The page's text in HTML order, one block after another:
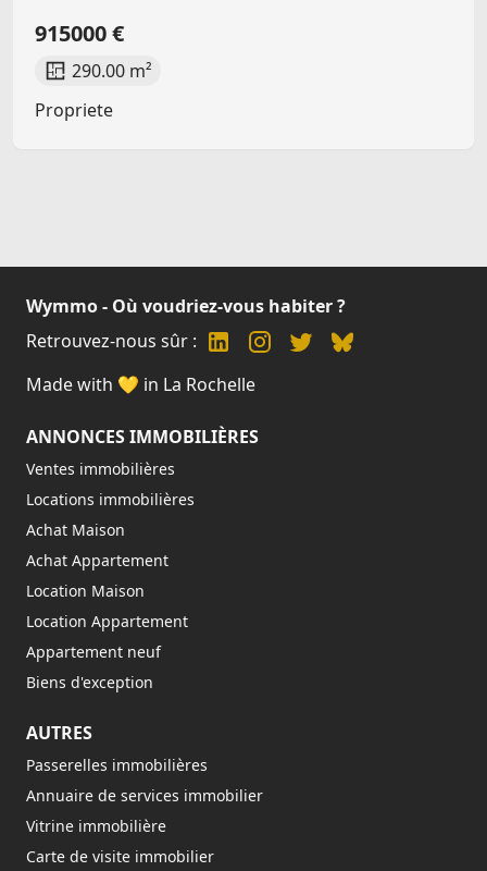
915000 €
290.00 m²
Propriete
Wymmo - Où voudriez-vous habiter ?
Retrouvez-nous sûr :
Made with 💛 in La Rochelle
ANNONCES IMMOBILIÈRES
Ventes immobilières
Locations immobilières
Achat Maison
Achat Appartement
Location Maison
Location Appartement
Appartement neuf
Biens d'exception
AUTRES
Passerelles immobilières
Annuaire de services immobilier
Vitrine immobilière
Carte de visite immobilier